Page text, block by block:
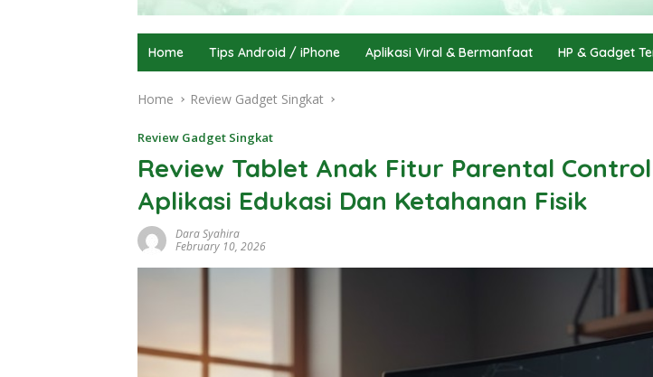
Home Tips Android / iPhone Aplikasi Viral & Bermanfaat HP & Gadget
Home Review Gadget Singkat
Review Gadget Singkat
Review Tablet Anak Fitur Parental
Aplikasi Edukasi Dan Ketahanan Fisik
Dara Syahira
February 10, 2026